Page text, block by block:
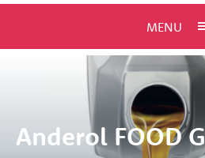
MENU
Anderol FOOD